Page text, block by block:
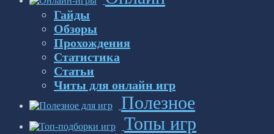
Гайды
Обзоры
Прохождения
Статистика
Статьи
Читы для онлайн игр
Полезное
Топы игр